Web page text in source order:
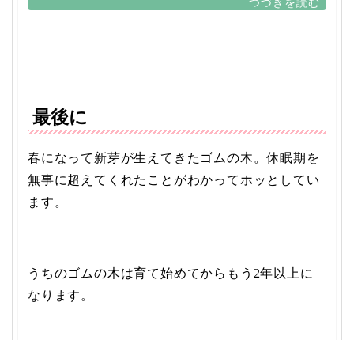
最後に
春になって新芽が生えてきたゴムの木。休眠期を
無事に超えてくれたことがわかってホッとしてい
ます。
うちのゴムの木は育て始めてからもう2年以上に
なります。